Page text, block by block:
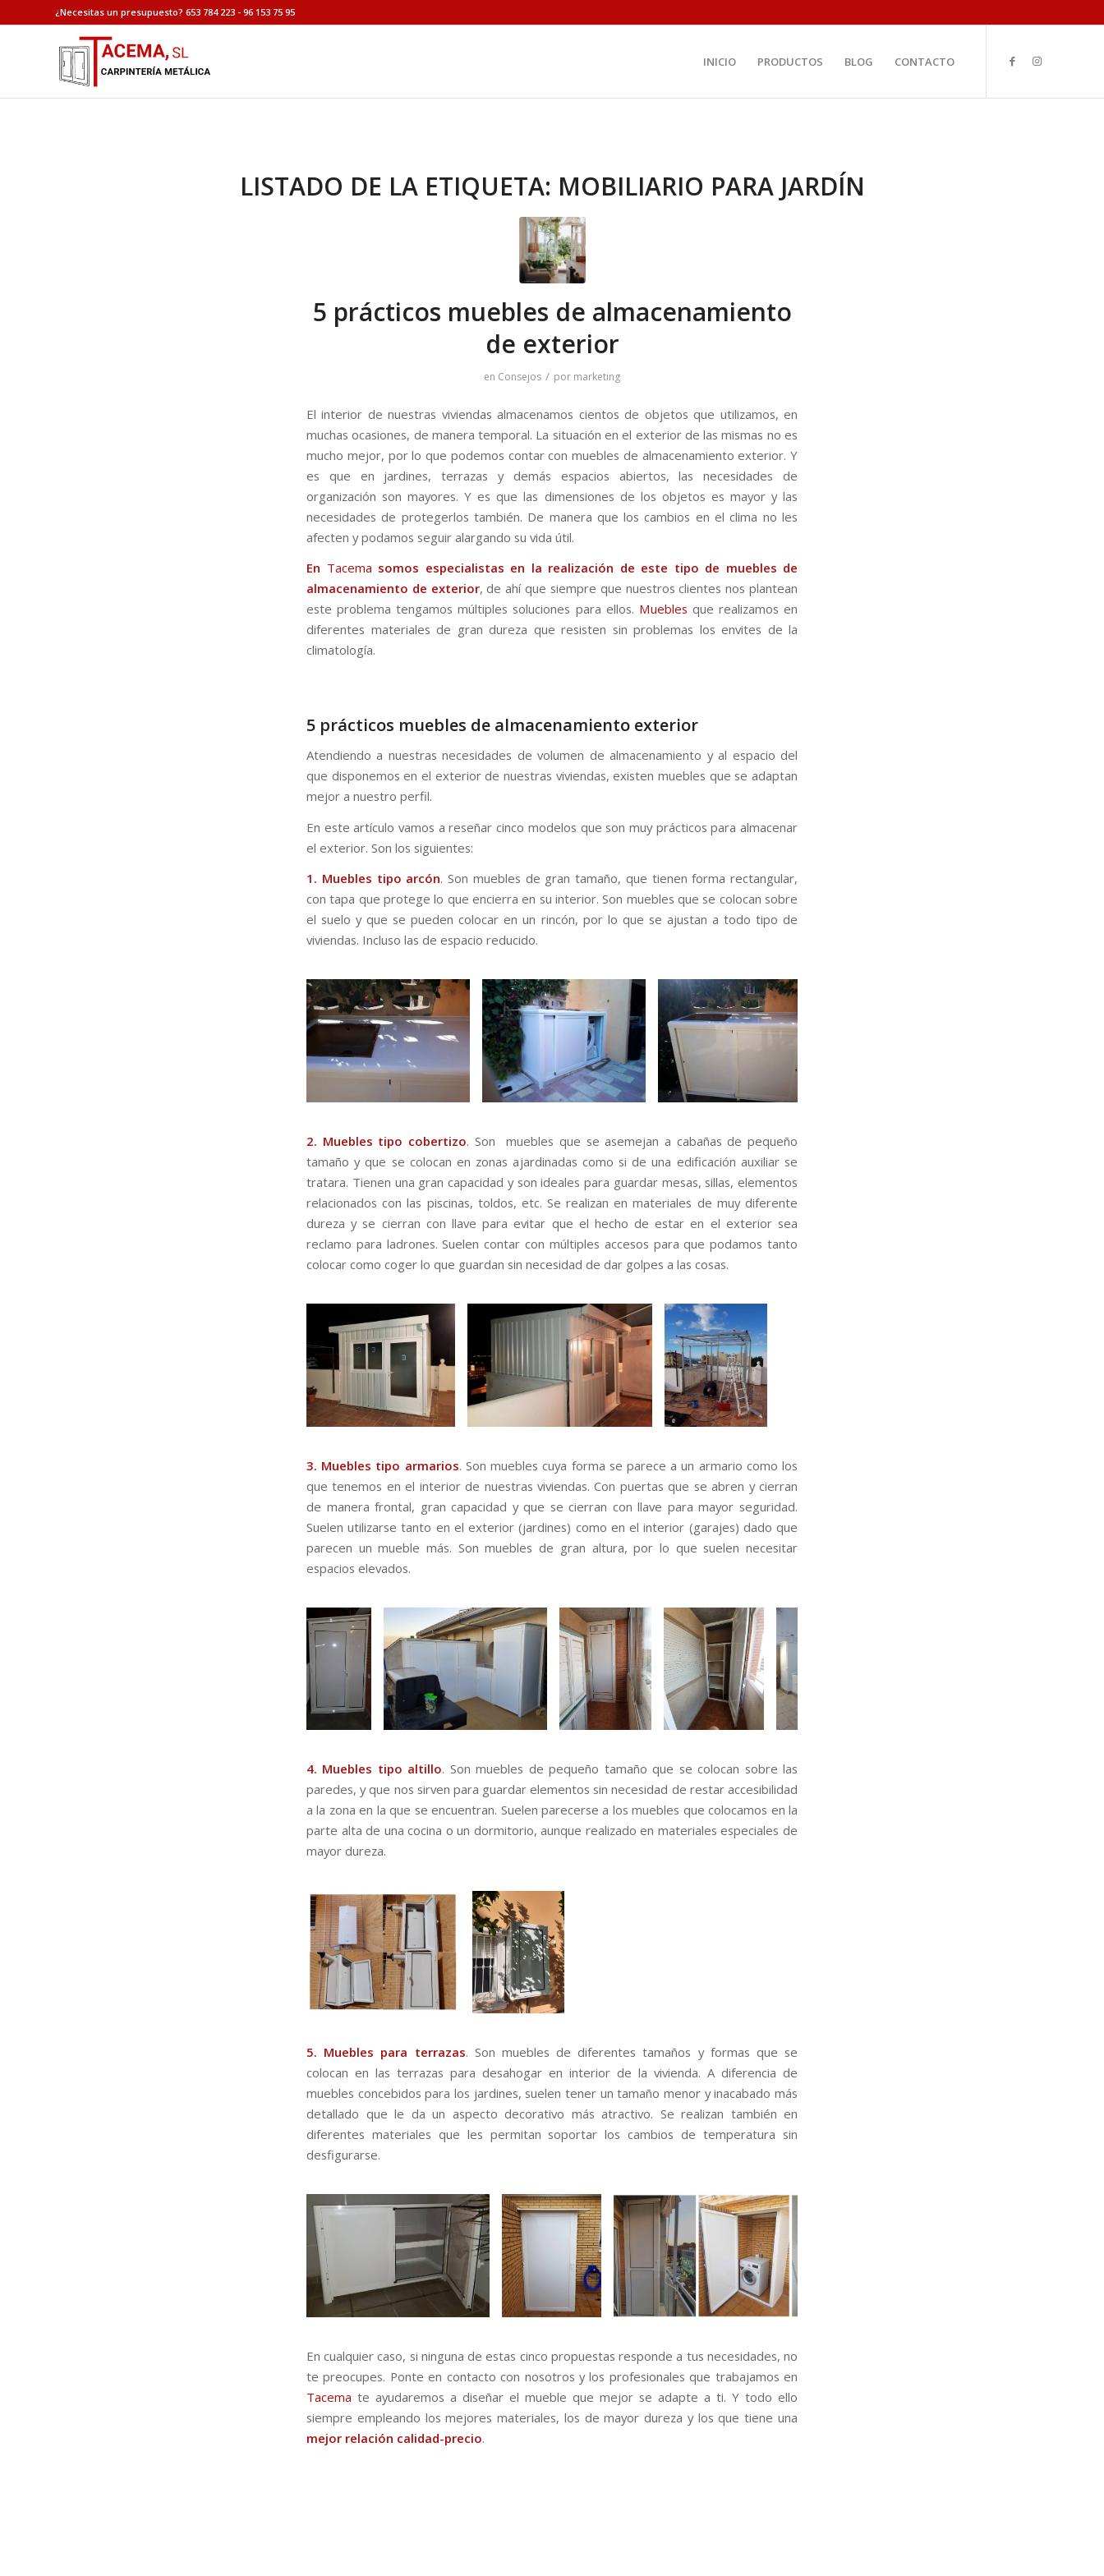
¿Necesitas un presupuesto? 653 784 223 - 96 153 75 95
INICIO PRODUCTOS BLOG CONTACTO
LISTADO DE LA ETIQUETA: MOBILIARIO PARA JARDÍN
5 prácticos muebles de almacenamiento
de exterior
en Consejos / por marketing
El interior de nuestras viviendas almacenamos cientos de objetos que utilizamos, en
muchas ocasiones, de manera temporal. La situación en el exterior de las mismas no es
mucho mejor, por lo que podemos contar con muebles de almacenamiento exterior. Y
es que en jardines, terrazas y demás espacios abiertos, las necesidades de
organización son mayores. Y es que las dimensiones de los objetos es mayor y las
necesidades de protegerlos también. De manera que los cambios en el clima no les
afecten y podamos seguir alargando su vida útil.
En Tacema somos especialistas en la realización de este tipo de muebles de
almacenamiento de exterior, de ahí que siempre que nuestros clientes nos plantean
este problema tengamos múltiples soluciones para ellos. Muebles que realizamos en
diferentes materiales de gran dureza que resisten sin problemas los envites de la
climatología.
5 prácticos muebles de almacenamiento exterior
Atendiendo a nuestras necesidades de volumen de almacenamiento y al espacio del
que disponemos en el exterior de nuestras viviendas, existen muebles que se adaptan
mejor a nuestro perfil.
En este artículo vamos a reseñar cinco modelos que son muy prácticos para almacenar
el exterior. Son los siguientes:
1. Muebles tipo arcón. Son muebles de gran tamaño, que tienen forma rectangular,
con tapa que protege lo que encierra en su interior. Son muebles que se colocan sobre
el suelo y que se pueden colocar en un rincón, por lo que se ajustan a todo tipo de
viviendas. Incluso las de espacio reducido.
2. Muebles tipo cobertizo. Son muebles que se asemejan a cabañas de pequeño
tamaño y que se colocan en zonas ajardinadas como si de una edificación auxiliar se
tratara. Tienen una gran capacidad y son ideales para guardar mesas, sillas, elementos
relacionados con las piscinas, toldos, etc. Se realizan en materiales de muy diferente
dureza y se cierran con llave para evitar que el hecho de estar en el exterior sea
reclamo para ladrones. Suelen contar con múltiples accesos para que podamos tanto
colocar como coger lo que guardan sin necesidad de dar golpes a las cosas.
3. Muebles tipo armarios. Son muebles cuya forma se parece a un armario como los
que tenemos en el interior de nuestras viviendas. Con puertas que se abren y cierran
de manera frontal, gran capacidad y que se cierran con llave para mayor seguridad.
Suelen utilizarse tanto en el exterior (jardines) como en el interior (garajes) dado que
parecen un mueble más. Son muebles de gran altura, por lo que suelen necesitar
espacios elevados.
4. Muebles tipo altillo. Son muebles de pequeño tamaño que se colocan sobre las
paredes, y que nos sirven para guardar elementos sin necesidad de restar accesibilidad
a la zona en la que se encuentran. Suelen parecerse a los muebles que colocamos en la
parte alta de una cocina o un dormitorio, aunque realizado en materiales especiales de
mayor dureza.
5. Muebles para terrazas. Son muebles de diferentes tamaños y formas que se
colocan en las terrazas para desahogar en interior de la vivienda. A diferencia de
muebles concebidos para los jardines, suelen tener un tamaño menor y inacabado más
detallado que le da un aspecto decorativo más atractivo. Se realizan también en
diferentes materiales que les permitan soportar los cambios de temperatura sin
desfigurarse.
En cualquier caso, si ninguna de estas cinco propuestas responde a tus necesidades, no
te preocupes. Ponte en contacto con nosotros y los profesionales que trabajamos en
Tacema te ayudaremos a diseñar el mueble que mejor se adapte a ti. Y todo ello
siempre empleando los mejores materiales, los de mayor dureza y los que tiene una
mejor relación calidad-precio.